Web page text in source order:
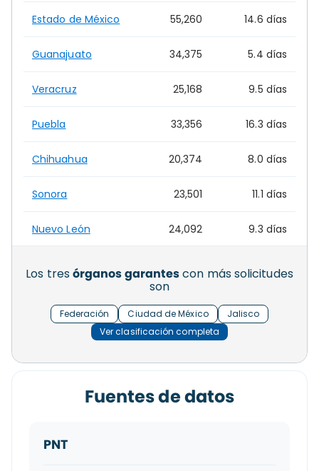
Estado de México 55,260 14.6 días
Guanajuato 34,375 5.4 días
Veracruz 25,168 9.5 días
Puebla 33,356 16.3 días
Chihuahua 20,374 8.0 días
Sonora 23,501 11.1 días
Nuevo León 24,092 9.3 días
Los tresórganos garantescon más solicitudes
son
Federación Ciudad de México
Jalisco
Ver clasificación completa
Fuentes de datos
PNT